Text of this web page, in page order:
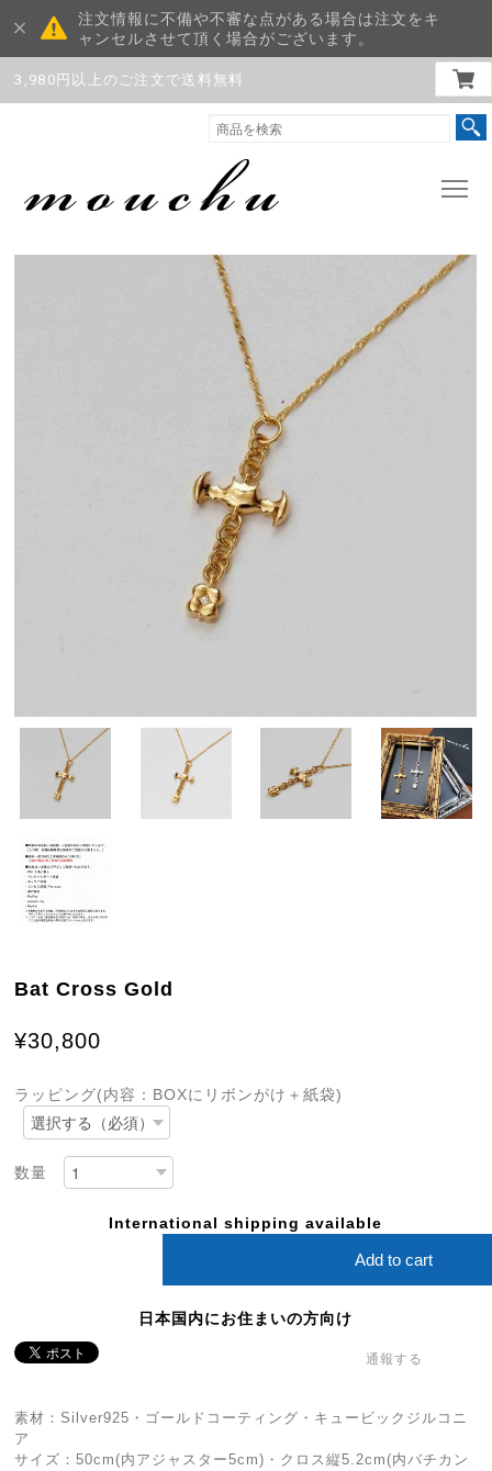
注文情報に不備や不審な点がある場合は注文をキ
ャンセルさせて頂く場合がございます。
3,980円以上のご注文で送料無料
Bat Cross Gold
¥30,800
ラッピング(内容：BOXにリボンがけ＋紙袋)
数量
International shipping available
Add to cart
日本国内にお住まいの方向け
通報する
素材：Silver925・ゴールドコーティング・キュービックジルコニ
ア
サイズ：50cm(内アジャスター5cm)・クロス縦5.2cm(内バチカン